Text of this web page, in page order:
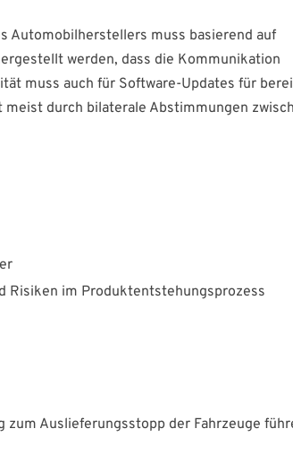
Automobilherstellers muss basierend auf
werden, dass die Kommunikation
muss auch für Software-Updates für
durch bilaterale Abstimmungen
Risiken im Produktentstehungsprozess
Auslieferungsstopp der Fahrzeuge